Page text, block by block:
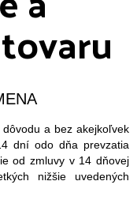
a bez akejkoľvek
dní odo dňa prevzatia
od zmluvy v 14 dňovej
nižšie uvedených